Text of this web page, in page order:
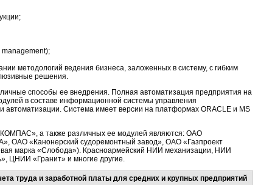
методологий ведения бизнеса, заложенных в систему, с гибким
решения.
способы ее внедрения. Полная автоматизация предприятия на
в составе информационной системы управления
Система имеет версии на платформах ORACLE и MS
а также различных ее модулей являются: ОАО
ОАО «Канонерский судоремонтный завод», ОАО «Газпроект
марка «Слобода»). Красноармейский НИИ механизации, НИИ
ЦНИИ «Гранит» и многие другие.
труда и заработной платы для средних и крупных предприятий